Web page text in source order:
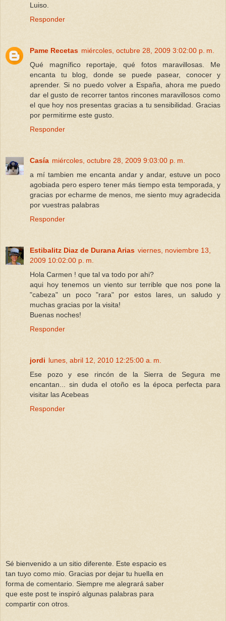
Luiso.
Responder
Pame Recetas miércoles, octubre 28, 2009 3:02:00 p. m.
Qué magnífico reportaje, qué fotos maravillosas. Me
encanta tu blog, donde se puede pasear, conocer y
aprender. Si no puedo volver a España, ahora me puedo
dar el gusto de recorrer tantos rincones maravillosos como
el que hoy nos presentas gracias a tu sensibilidad. Gracias
por permitirme este gusto.
Responder
Casía miércoles, octubre 28, 2009 9:03:00 p. m.
a mí tambien me encanta andar y andar, estuve un poco
agobiada pero espero tener más tiempo esta temporada, y
gracias por echarme de menos, me siento muy agradecida
por vuestras palabras
Responder
Estibalitz Diaz de Durana Arias viernes, noviembre 13,
2009 10:02:00 p. m.
Hola Carmen ! que tal va todo por ahi?
aqui hoy tenemos un viento sur terrible que nos pone la
"cabeza" un poco "rara" por estos lares, un saludo y
muchas gracias por la visita!
Buenas noches!
Responder
jordi lunes, abril 12, 2010 12:25:00 a. m.
Ese pozo y ese rincón de la Sierra de Segura me
encantan... sin duda el otoño es la época perfecta para
visitar las Acebeas
Responder
Sé bienvenido a un sitio diferente. Este espacio es
tan tuyo como mio. Gracias por dejar tu huella en
forma de comentario. Siempre me alegrará saber
que este post te inspiró algunas palabras para
compartir con otros.